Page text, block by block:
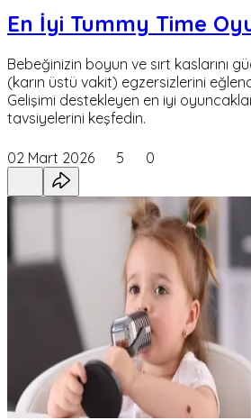
En İyi Tummy Time
Bebeğinizin boyun ve sırt kaslarını
(karın üstü vakit) egzersizlerini
Gelişimi destekleyen en iyi
tavsiyelerini keşfedin.
02 Mart 2026 5 0